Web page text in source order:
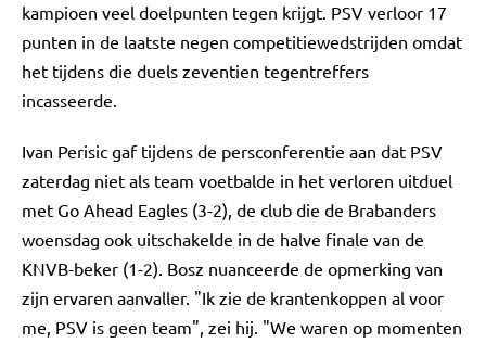
kampioen veel doelpunten tegen krijgt. PSV verloor 17
punten in de laatste negen competitiewedstrijden omdat
het tijdens die duels zeventien tegentreffers
incasseerde.
Ivan Perisic gaf tijdens de persconferentie aan dat PSV
zaterdag niet als team voetbalde in het verloren uitduel
met Go Ahead Eagles (3-2), de club die de Brabanders
woensdag ook uitschakelde in de halve finale van de
KNVB-beker (1-2). Bosz nuanceerde de opmerking van
zijn ervaren aanvaller. "Ik zie de krantenkoppen al voor
me, PSV is geen team", zei hij. "We waren op momenten